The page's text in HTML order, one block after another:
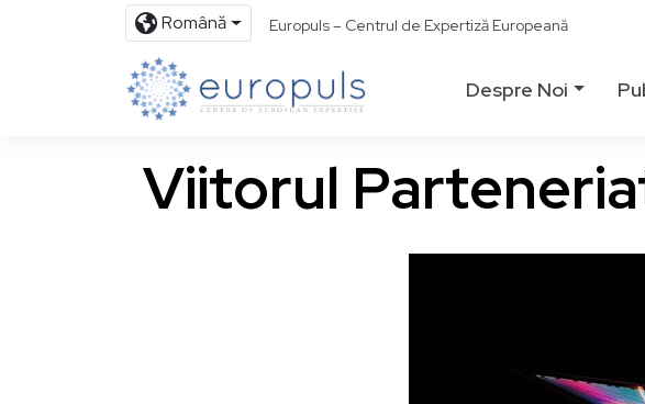
Română Europuls – Centrul de Expertiză Europeană
Despre Noi
Viitorul